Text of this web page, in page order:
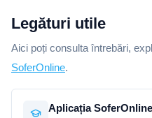
Legături utile
Aici poți consulta întrebări,
SoferOnline.
Aplicația SoferOnline